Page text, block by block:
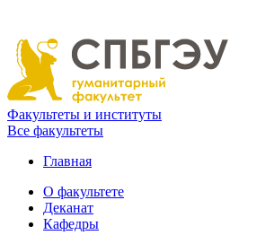
Факультеты и институты
Все факультеты
Главная
О факультете
Деканат
Кафедры